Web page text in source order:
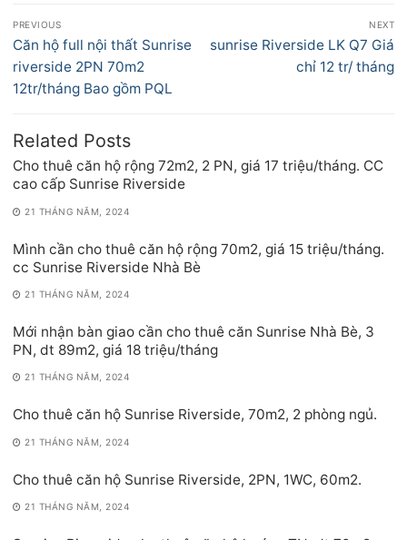
Điều
hướng
bài
viết
PREVIOUS
Previous
post:
Căn hộ full nội thất Sunrise
riverside 2PN 70m2
12tr/tháng Bao gồm PQL
NEXT
Next
sunrise Riverside LK Q7 Giá
chỉ 12 tr/ tháng
Related Posts
Cho thuê căn hộ rộng 72m2, 2 PN, giá 17 triệu/tháng. CC
cao cấp Sunrise Riverside
21 THÁNG NĂM, 2024
Mình cần cho thuê căn hộ rộng 70m2, giá 15 triệu/tháng.
cc Sunrise Riverside Nhà Bè
21 THÁNG NĂM, 2024
Mới nhận bàn giao cần cho thuê căn Sunrise Nhà Bè, 3
PN, dt 89m2, giá 18 triệu/tháng
21 THÁNG NĂM, 2024
Cho thuê căn hộ Sunrise Riverside, 70m2, 2 phòng ngủ.
21 THÁNG NĂM, 2024
Cho thuê căn hộ Sunrise Riverside, 2PN, 1WC, 60m2.
21 THÁNG NĂM, 2024